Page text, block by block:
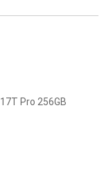
Pro 256GB